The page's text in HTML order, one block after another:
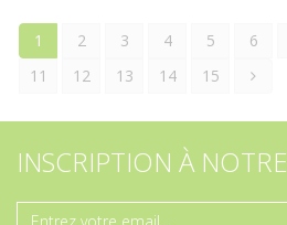
1 2 3 4 5 6
11
12 13 14 15
INSCRIPTION À NOTRE